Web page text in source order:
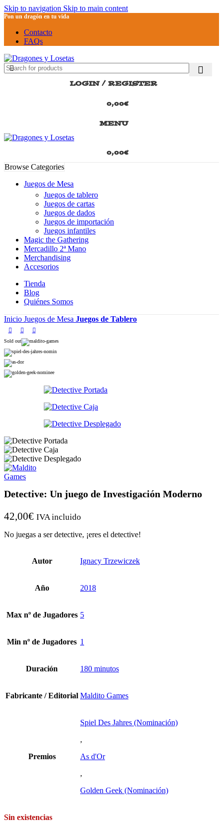
Skip to navigation Skip to main content
Pon un dragón en tu vida
Contacto
FAQs
LOGIN / REGISTER
0,00€
MENU
0,00€
Browse Categories
Juegos de Mesa
Juegos de tablero
Juegos de cartas
Juegos de dados
Juegos de importación
Juegos infantiles
Magic the Gathering
Mercadillo 2ª Mano
Merchandising
Accesorios
Tienda
Blog
Quiénes Somos
Inicio Juegos de Mesa Juegos de Tablero
Sold out
Detective: Un juego de Investigación Moderno
42,00€ IVA incluido
No juegas a ser detective, ¡eres el detective!
Autor Ignacy Trzewiczek
Año 2018
Max nº de Jugadores 5
Min nº de Jugadores 1
Duración 180 minutos
Fabricante / Editorial Maldito Games
Premios
Spiel Des Jahres (Nominación)
,
As d'Or
,
Golden Geek (Nominación)
Sin existencias